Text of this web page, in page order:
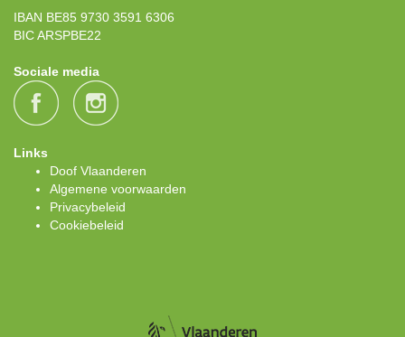
IBAN BE85 9730 3591 6306
BIC ARSPBE22
Sociale media
Links
Doof Vlaanderen
Algemene voorwaarden
Privacybeleid
Cookiebeleid